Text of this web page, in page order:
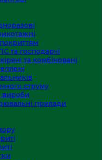
та господарчі
та комбіновані
струму
вироби
прилади